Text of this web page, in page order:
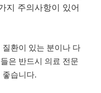
지 주의사항이 있어
질환이 있는 분이나 다
은 반드시 의료 전문
좋습니다.